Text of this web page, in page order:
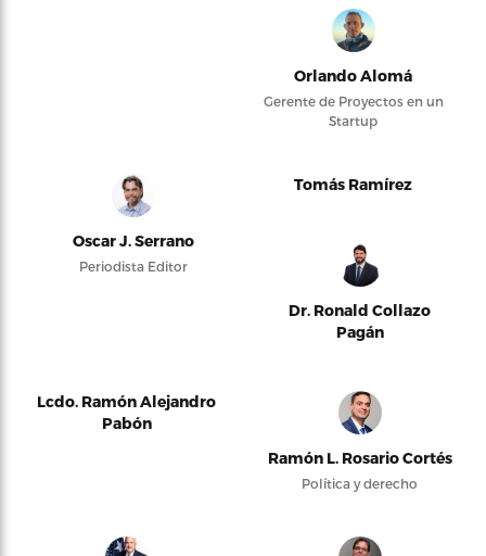
Orlando Alomá
Gerente de Proyectos en un
Startup
Oscar J. Serrano
Periodista Editor
Tomás Ramírez
Dr. Ronald Collazo
Pagán
Lcdo. Ramón Alejandro
Pabón
Ramón L. Rosario Cortés
Política y derecho